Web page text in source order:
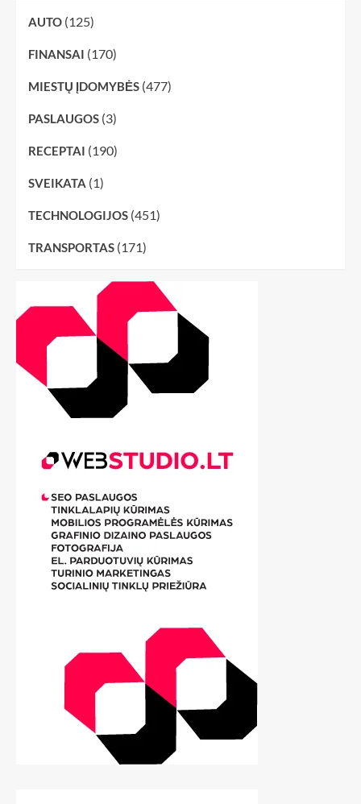
AUTO (125)
FINANSAI (170)
MIESTŲ ĮDOMYBĖS (477)
PASLAUGOS (3)
RECEPTAI (190)
SVEIKATA (1)
TECHNOLOGIJOS (451)
TRANSPORTAS (171)